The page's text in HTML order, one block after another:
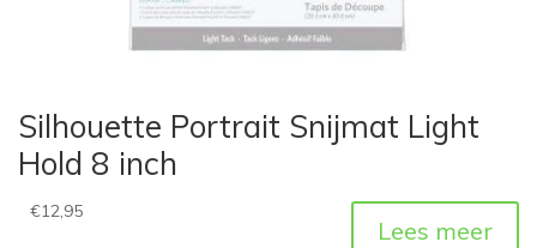
Silhouette Portrait Snijmat Light
Hold 8 inch
€12,95
Lees meer